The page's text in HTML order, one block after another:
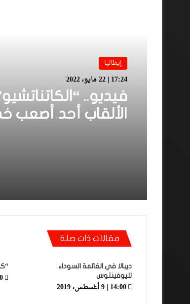
إيطاليا
17:24 | 22 مايو، 2022
فيديو..
الألقاب أحد أصعب
مقالات ذات صلة
ديبالا في القائمة السوداء
لليوفينتوس
14:00 | 9 أغسطس، 2019